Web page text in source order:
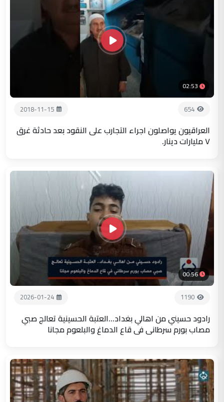
02:53
654
2018-11-15
العراقيون يواصلون اجراء التجارب على النقود بعد حادثة غرق
٧ مليارات دينار.
00:56
1190
2026-01-24
رادود حسيني من اهالي بغداد...العتبة الحسينية تعالج صبي
مصاب بورم سرطاني في قاع الدماغ والبلعوم مجانا